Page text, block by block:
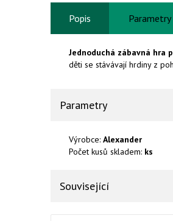
Popis Parametry
Jednoduchá zábavná hra
děti se stávávají hrdiny z
Parametry
Výrobce: Alexander
Počet kusů skladem: ks
Související